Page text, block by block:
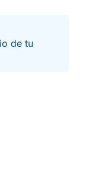
de tu